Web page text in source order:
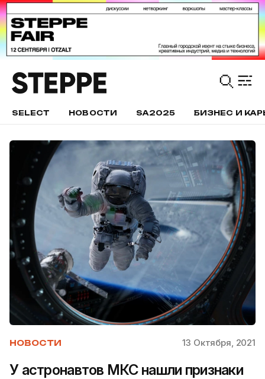
SELECT НОВОСТИ SA2025 БИЗНЕС И
НОВОСТИ 13 Октября, 2021
У астронавтов МКС нашли признаки